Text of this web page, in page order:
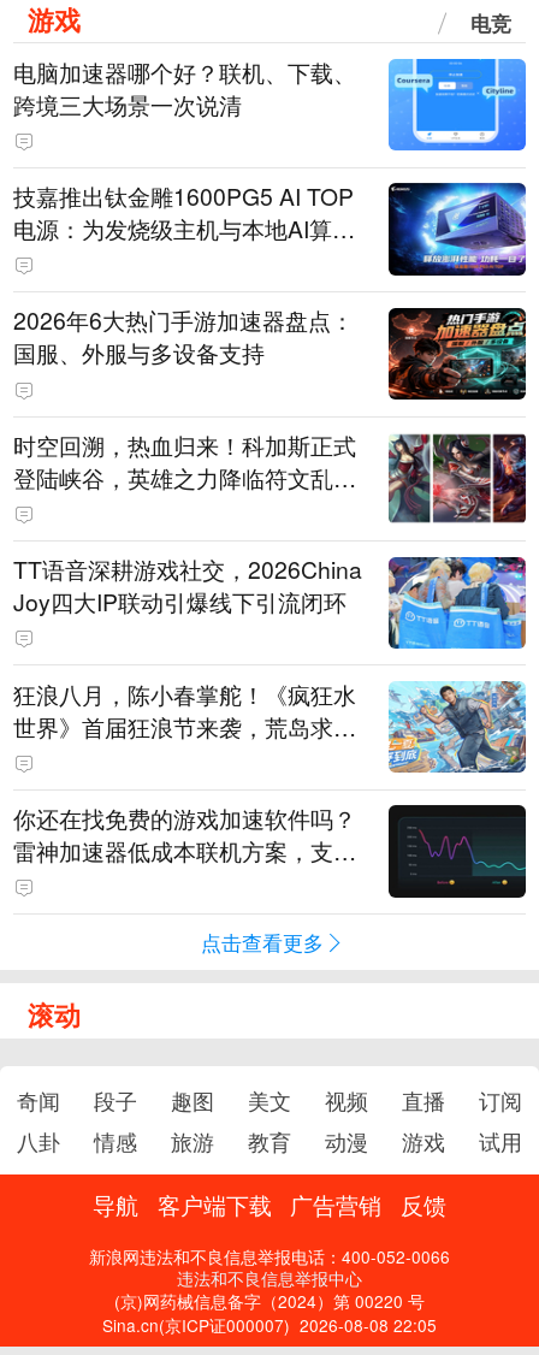
游戏 电竞
电脑加速器哪个好？联机、下载、
跨境三大场景一次说清
技嘉推出钛金雕1600PG5 AI TOP
电源：为发烧级主机与本地AI算力
打造旗舰供电方案
2026年6大热门手游加速器盘点：
国服、外服与多设备支持
时空回溯，热血归来！科加斯正式
登陆峡谷，英雄之力降临符文乱
斗！
TT语音深耕游戏社交，2026China
Joy四大IP联动引爆线下引流闭环
狂浪八月，陈小春掌舵！《疯狂水
世界》首届狂浪节来袭，荒岛求生
直播即将开启
你还在找免费的游戏加速软件吗？
雷神加速器低成本联机方案，支持
免费试用
点击查看更多
滚动
奇闻 段子 趣图 美文 视频 直播
订阅
八卦
情感 旅游 教育 动漫 游戏 试用
导航 客户端下载 广告营销 反馈
新浪网违法和不良信息举报电话：400-052-0066
违法和不良信息举报中心
(京)网药械信息备字（2024）第 00220 号
Sina.cn(京ICP证000007) 2026-08-08 22:05